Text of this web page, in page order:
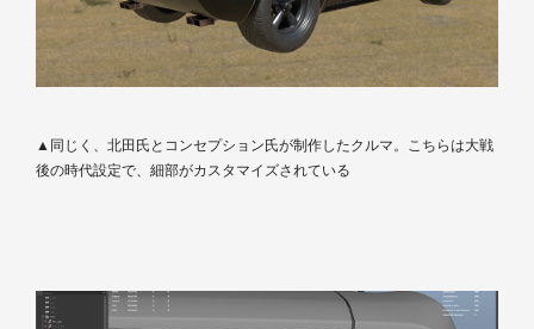
▲同じく、北田氏とコンセプション氏が制作したクルマ。こちらは大戦
後の時代設定で、細部がカスタマイズされている